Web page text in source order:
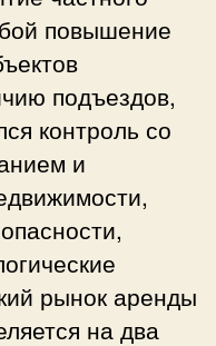
повышение
подъездов,
контроль со
и
рынок аренды
на два